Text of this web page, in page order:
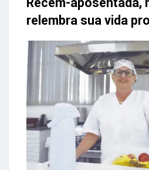
relembra sua vida